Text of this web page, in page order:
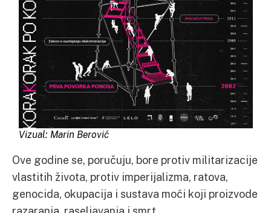
Vizual: Marin Berović
Ove godine se, poručuju, bore protiv militarizacije
vlastitih života, protiv imperijalizma, ratova,
genocida, okupacija i sustava moći koji proizvode